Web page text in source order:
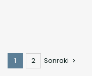
1 2 Sonraki